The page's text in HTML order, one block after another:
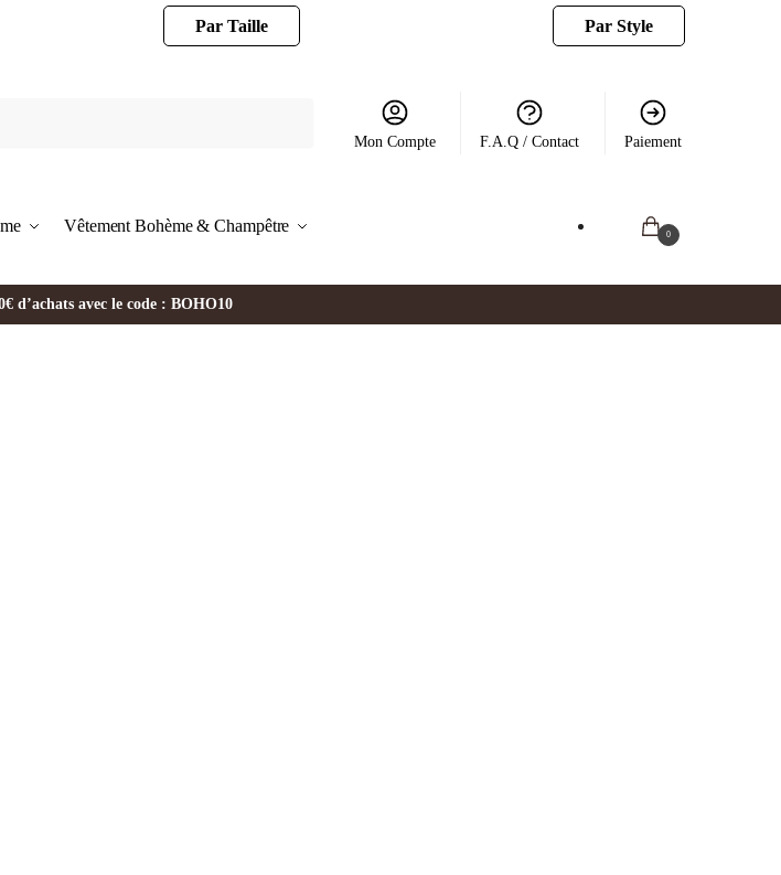
Par Taille Par Style
Mon Compte F.A.Q / Contact Paiement
Vêtement Bohème & Champêtre 0
d’achats avec le code : BOHO10